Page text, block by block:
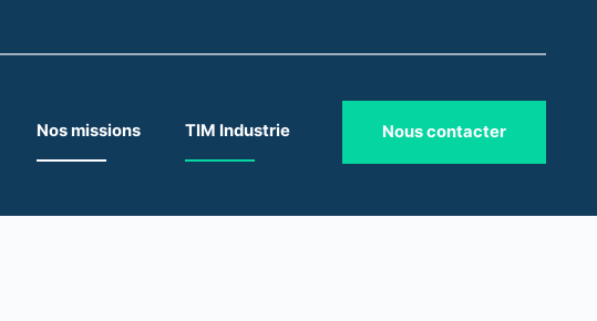
Nos missions TIM Industrie Nous contacter